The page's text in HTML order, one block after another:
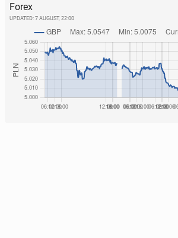
Forex
UPDATED: 7 AUGUST, 22:00